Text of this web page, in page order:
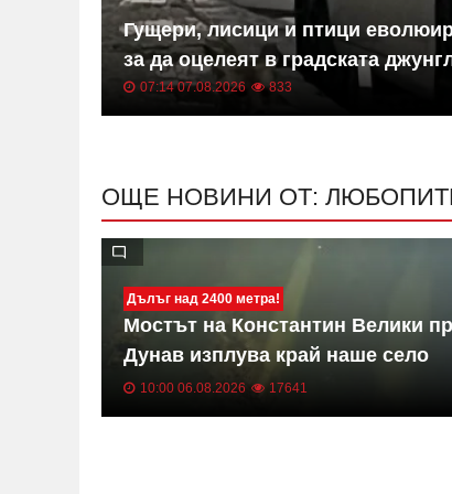
Гущери, лисици и птици
за да оцелеят в градската
07:14 07.08.2026 833
ОЩЕ НОВИНИ ОТ:
Дълъг над 2400 метра!
Мостът на Константин Велики
Дунав изплува край наше село
СНИМКИ
10:00 06.08.2026 17641